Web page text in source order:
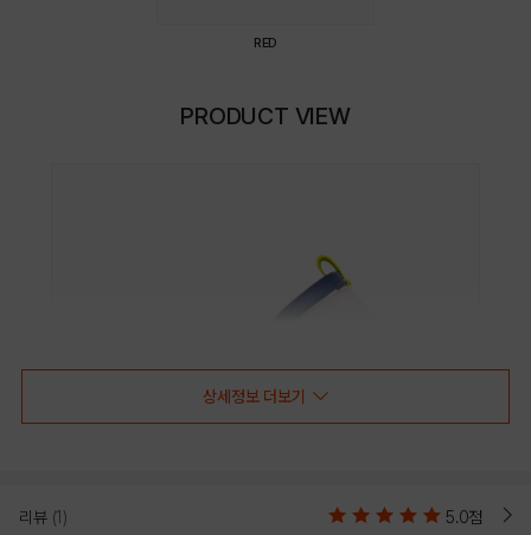
RED
PRODUCT VIEW
상세정보 더보기
리뷰 (1) 5.0점